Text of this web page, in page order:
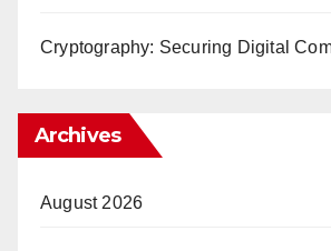
Cryptography: Securing Digital
Archives
August 2026